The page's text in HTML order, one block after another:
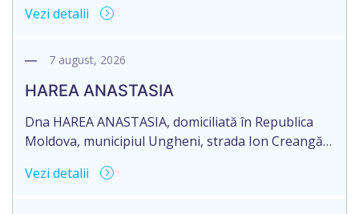
raionul Fălești, satul Comarovca, aduce la
Certificatului de moștenitor legal, înregistrat sub
Larisa Dogotari, cu sediul biroului în or. Fălești,
str.Ștefan cel Mare, 61.
Vezi detalii
7 august, 2026
HAREA ANASTASIA
Dna HAREA ANASTASIA, domiciliată în Republica
Moldova, municipiul Ungheni, strada Ion Creangă
domiciliat în Republica Moldova, raionul Orhei,
Vezi detalii